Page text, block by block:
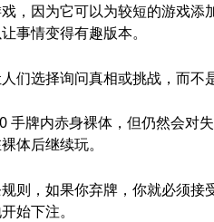
，因为它可以为较短的游戏
事情变得有趣版本。
们选择询问真相或挑战，而不
手牌内赤身裸体，但仍然会对
体后继续玩。
则，如果你弃牌，你就必须
始下注。